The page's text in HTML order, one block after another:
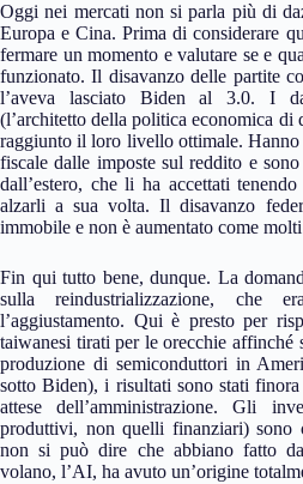
Oggi nei mercati non si parla più di
Europa e Cina. Prima di considerare
fermare un momento e valutare se e
funzionato. Il disavanzo delle partite
l’aveva lasciato Biden al 3.0. I
(l’architetto della politica economica di
raggiunto il loro livello ottimale. Hanno
fiscale dalle imposte sul reddito e
dall’estero, che li ha accettati
alzarli a sua volta. Il disavanzo
immobile e non è aumentato come
Fin qui tutto bene, dunque. La
sulla reindustrializzazione, che
l’aggiustamento. Qui è presto per
taiwanesi tirati per le orecchie affinché
produzione di semiconduttori in
sotto Biden), i risultati sono stati
attese dell’amministrazione. Gli
produttivi, non quelli finanziari) sono
non si può dire che abbiano fatto
volano, l’AI, ha avuto un’origine